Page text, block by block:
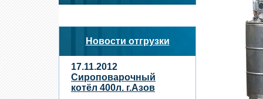
Новости отгрузки
17.11.2012
Сироповарочный
котёл 400л. г.Азов